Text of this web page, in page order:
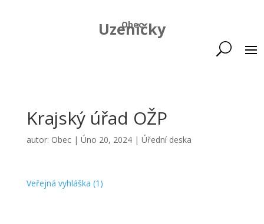
Obec
Uzeničky
Krajský úřad OŽP
autor: Obec| Úno 20, 2024| Úřední deska
Veřejná vyhláška (1)